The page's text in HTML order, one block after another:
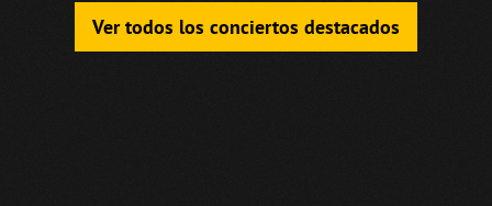
Ver todos los conciertos destacados